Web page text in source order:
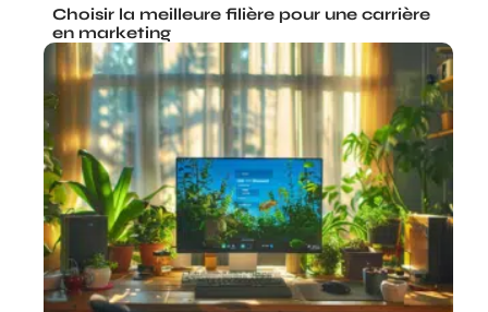
Choisir la meilleure filière pour une carrière
en marketing